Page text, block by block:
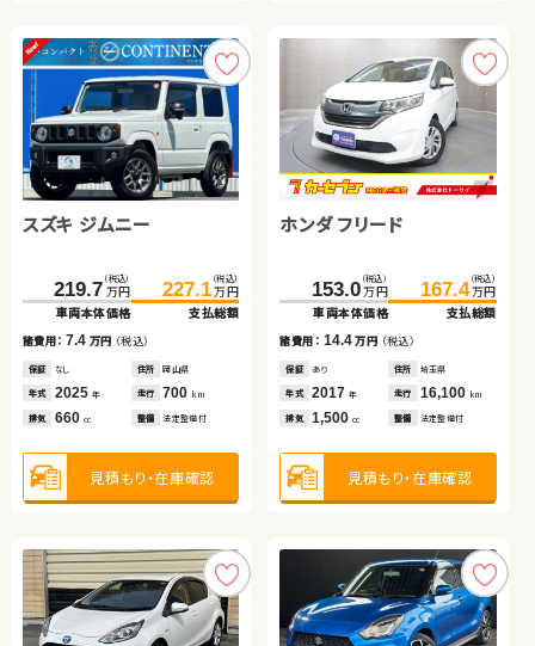
スズキ ジムニー
219.7 （税込）
万円
車両本体価格
227.1 （税込）
万円
支払総額
諸費用：7.4 万円 （税込）
保証 なし 住所 岡山県
年式 2025 年 走行 700 km
排気 660 cc 整備 法定整備付
見積もり・在庫確認
ホンダ フリード
153.0 （税込）
万円
車両本体価格
167.4 （税込）
万円
支払総額
諸費用： 14.4万円 （税込）
保証 あり 住所 埼玉県
年式 2017年 走行 16,100 km
排気 1,500cc 整備 法定整備付
見積もり・在庫確認
ダイハツ タント
72.7万円
車両本体価格
諸費用：5.2 万円 （税込）
保証 なし 住所 岡山県
排気 660 整備 法定整備付
トヨタ ノア
121.6万円
車両本体価格
諸費用：15.6万円 （税込）
保証 なし 住所 埼玉県
排気 2,000cc 整備 なし
トヨタ ルーミー
153.8万円
車両本体価格
諸費用：11.7万円 （税込）
保証 あり 住所 埼玉県
排気 1,000cc 整備 なし
スバル フォレスター
324.9万円
車両本体価格
諸費用：5.0 万円 （税込）
保証 あり 住所 徳島県
排気 1,800cc 整備 法定整備付